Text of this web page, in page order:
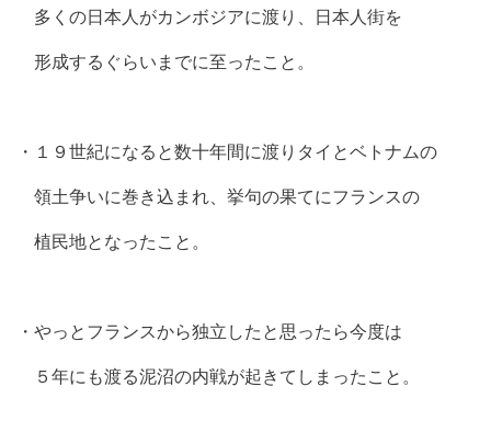
多くの日本人がカンボジアに渡り、日本人街を
形成するぐらいまでに至ったこと。
・１９世紀になると数十年間に渡りタイとベトナムの
領土争いに巻き込まれ、挙句の果てにフランスの
植民地となったこと。
・やっとフランスから独立したと思ったら今度は
５年にも渡る泥沼の内戦が起きてしまったこと。